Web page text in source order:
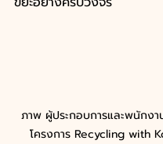
ภาพ ผู้ประกอบการและพนักงา
โครงการ Recycling with